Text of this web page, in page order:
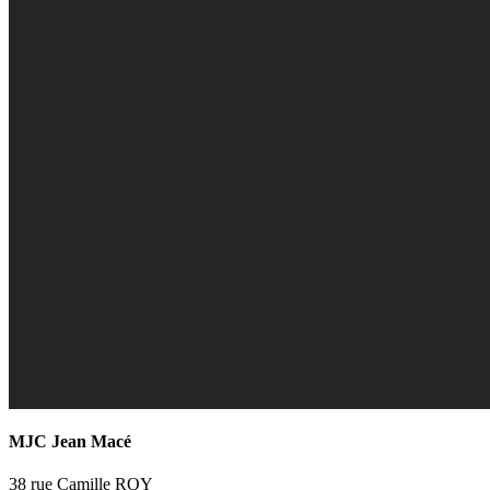
MJC Jean Macé
38 rue Camille ROY